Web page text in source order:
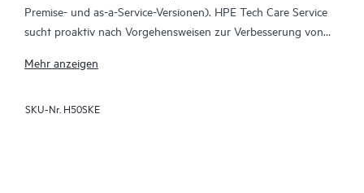
Premise- und as-a-Service-Versionen). HPE Tech Care Service
sucht proaktiv nach Vorgehensweisen zur Verbesserung von
Teams dadurch, das Unternehmen voranzubringen.
HPE Tech Care Service ermöglicht darüber hinaus direkten
Mehr anzeigen
SKU-Nr. H50SKE